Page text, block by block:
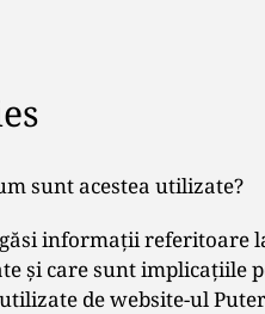
sunt acestea utilizate?
informaţii referitoare
şi care sunt implicaţiile
de website-ul